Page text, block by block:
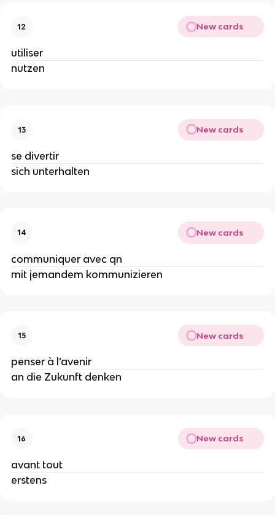
12 New cards
utiliser
nutzen
13 New cards
se divertir
sich unterhalten
14 New cards
communiquer avec qn
mit jemandem kommunizieren
15 New cards
penser à l’avenir
an die Zukunft denken
16 New cards
avant tout
erstens